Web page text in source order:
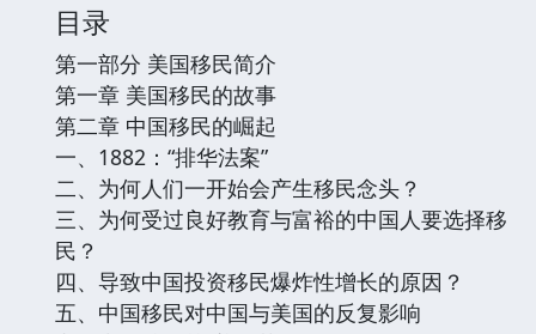
目录
第一部分 美国移民简介
第一章 美国移民的故事
第二章 中国移民的崛起
一、1882：“排华法案”
二、为何人们一开始会产生移民念头？
三、为何受过良好教育与富裕的中国人要选择移
民？
四、导致中国投资移民爆炸性增长的原因？
五、中国移民对中国与美国的反复影响